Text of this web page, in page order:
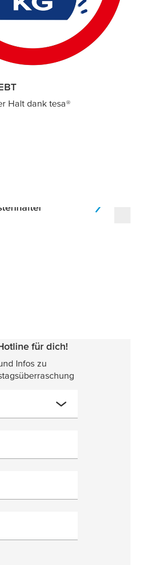
Halt dank tesa®
für dich!
Infos zu